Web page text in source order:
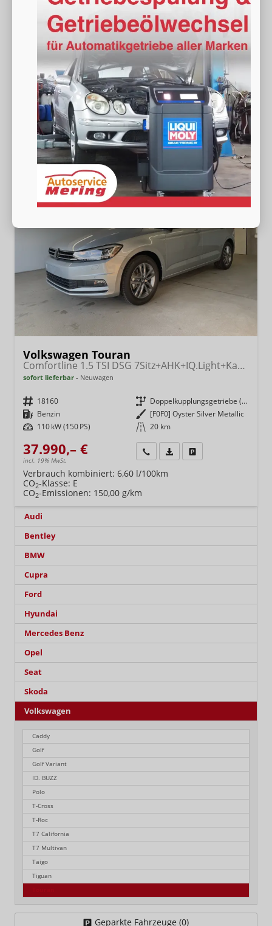
sofort lieferbar Neuwagen
18964 Getriebe Schalt. 6-Gang
Benzin Außenfarbe [F0F0] Oyster Silver Metallic
110 kW (150 PS) Kilometerstand 20 km
36.490,– €
incl. 19% MwSt.
Wir rufen Sie an
Fahrzeugexposé (PDF)
Fahrzeug parken
Verbrauch kombiniert:7,10 l/100km
-Klasse: F
2-Emissionen:162,00 g/km
Volkswagen Touran
Comfortline 1.5 TSI DSG 7Sitz+AHK+IQ.Light+Kamera+Navi+eHeck+Keyless+Sitzheiz
sofort lieferbar Neuwagen
Fahrzeugnr. 18160 Getriebe
Doppelkupplungsgetriebe (DSG)
Kraftstoff Benzin Außenfarbe [F0F0] Oyster Silver Metallic
Leistung 110 kW (150 PS) Kilometerstand 20 km
37.990,– €
incl. 19% MwSt.
Wir rufen Sie anFahrzeugexposé (PDF)
Verbrauch kombiniert: 6,60 l/100km
CO2-Klasse: E
CO2-Emissionen: 150,00 g/km
Audi
Bentley
BMW
Cupra
Ford
Hyundai
Mercedes Benz
Opel
Seat
Skoda
Volkswagen
Caddy
Golf
Golf Variant
ID. BUZZ
Polo
T-Cross
T-Roc
T7 California
T7 Multivan
Taigo
Tiguan
Geparkte Fahrzeuge (0)